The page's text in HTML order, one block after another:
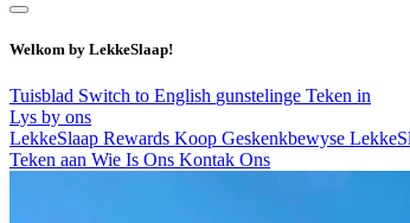
Welkom by LekkeSlaap!
Tuisblad Switch to English gunstelinge Teken in
Lys by ons
LekkeSlaap Rewards Koop Geskenkbewyse
Teken aan Wie Is Ons Kontak Ons